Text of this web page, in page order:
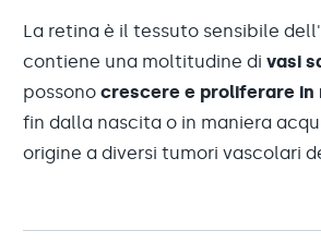
La retina è il tessuto sensibile
contiene una moltitudine di vasi
possono crescere e proliferare in
fin dalla nascita o in maniera
origine a diversi tumori vascolari